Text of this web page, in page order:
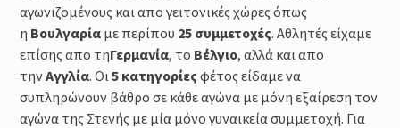
αγωνιζομένους και απο γειτονικές χώρες όπως
η Βουλγαρίαμε περίπου 25 συμμετοχές. Αθλητές είχαμε
επίσης απο τηΓερμανία, το Βέλγιο, αλλά και απο
τηνΑγγλία. Οι 5 κατηγορίες φέτος είδαμε να
συπληρώνουν βάθρο σε κάθε αγώνα με μόνη εξαίρεση τον
αγώνα της Στενής με μία μόνο γυναικεία συμμετοχή. Για